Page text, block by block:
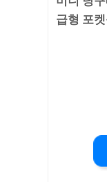
급형 포